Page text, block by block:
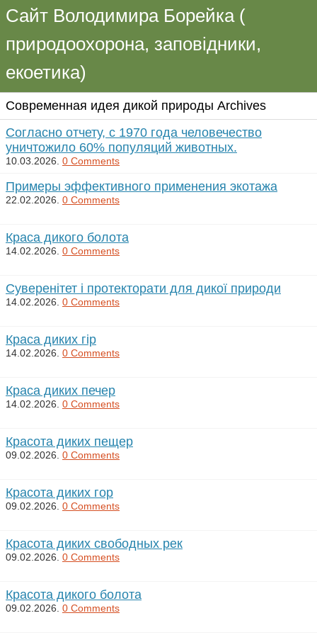
Сайт Володимира Борейка (
природоохорона, заповідники,
екоетика)
Современная идея дикой природы Archives
Согласно отчету, с 1970 года человечество
уничтожило 60% популяций животных.
10.03.2026. 0 Comments
Примеры эффективного применения экотажа
22.02.2026. 0 Comments
Краса дикого болота
14.02.2026. 0 Comments
Суверенітет і протекторати для дикої природи
14.02.2026. 0 Comments
Краса диких гір
14.02.2026. 0 Comments
Краса диких печер
14.02.2026. 0 Comments
Красота диких пещер
09.02.2026. 0 Comments
Красота диких гор
09.02.2026. 0 Comments
Красота диких свободных рек
09.02.2026. 0 Comments
Красота дикого болота
09.02.2026. 0 Comments